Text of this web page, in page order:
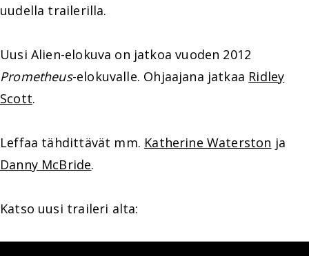
uudella trailerilla.
Uusi Alien-elokuva on jatkoa vuoden 2012
Prometheus-elokuvalle. Ohjaajana jatkaa Ridley
Scott.
Leffaa tähdittävät mm. Katherine Waterston ja
Danny McBride.
Katso uusi traileri alta: